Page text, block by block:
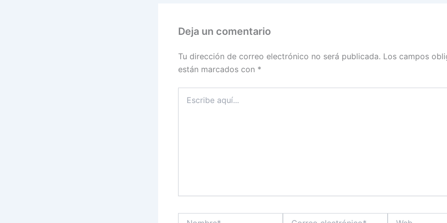
Deja un comentario
Tu dirección de correo electrónico no será publicada. Los campos
están marcados con *
aquí...